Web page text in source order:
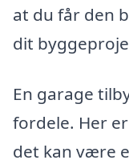
at du får den
dit
En garage
fordele. Her
det kan være